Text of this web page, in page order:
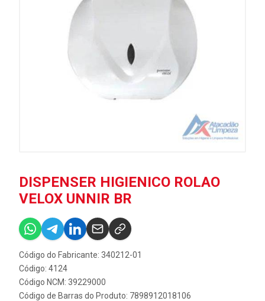
DISPENSER HIGIENICO ROLAO
VELOX UNNIR BR
Código do Fabricante: 340212-01
Código: 4124
Código NCM: 39229000
Código de Barras do Produto: 7898912018106